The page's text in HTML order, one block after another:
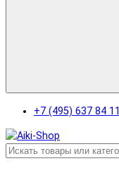
+7 (495) 637 84 11